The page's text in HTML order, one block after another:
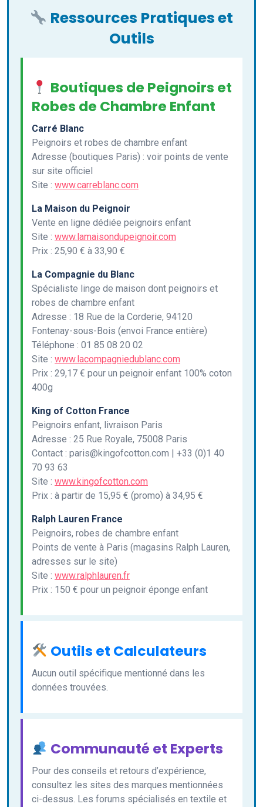
Ressources Pratiques et
Outils
Boutiques de Peignoirs et
Robes de Chambre Enfant
Carré Blanc
Peignoirs et robes de chambre enfant
Adresse (boutiques Paris) : voir points de vente
sur site officiel
Site : www.carreblanc.com
La Maison du Peignoir
Vente en ligne dédiée peignoirs enfant
Site : www.lamaisondupeignoir.com
Prix : 25,90 € à 33,90 €
La Compagnie du Blanc
Spécialiste linge de maison dont peignoirs et
robes de chambre enfant
Adresse : 18 Rue de la Corderie, 94120
Fontenay-sous-Bois (envoi France entière)
Téléphone : 01 85 08 20 02
Site : www.lacompagniedublanc.com
Prix : 29,17 € pour un peignoir enfant 100% coton
400g
King of Cotton France
Peignoirs enfant, livraison Paris
Adresse : 25 Rue Royale, 75008 Paris
Contact : paris@kingofcotton.com | +33 (0)1 40
70 93 63
Site : www.kingofcotton.com
Prix : à partir de 15,95 € (promo) à 34,95 €
Ralph Lauren France
Peignoirs, robes de chambre enfant
Points de vente à Paris (magasins Ralph Lauren,
adresses sur le site)
Site : www.ralphlauren.fr
Prix : 150 € pour un peignoir éponge enfant
Outils et Calculateurs
Aucun outil spécifique mentionné dans les
données trouvées.
Communauté et Experts
Pour des conseils et retours d’expérience,
consultez les sites des marques mentionnées
ci-dessus. Les forums spécialisés en textile et